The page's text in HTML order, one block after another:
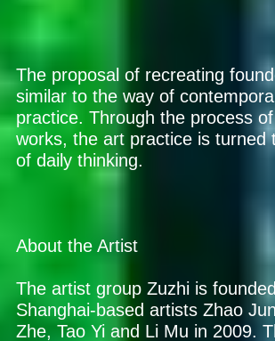
The proposal of recreating
similar to the way of
practice. Through the process of
works, the art practice is turned
of daily thinking.
About the Artist
The artist group Zuzhi is
Shanghai-based artists Zhao
Zhe, Tao Yi and Li Mu in 2009.